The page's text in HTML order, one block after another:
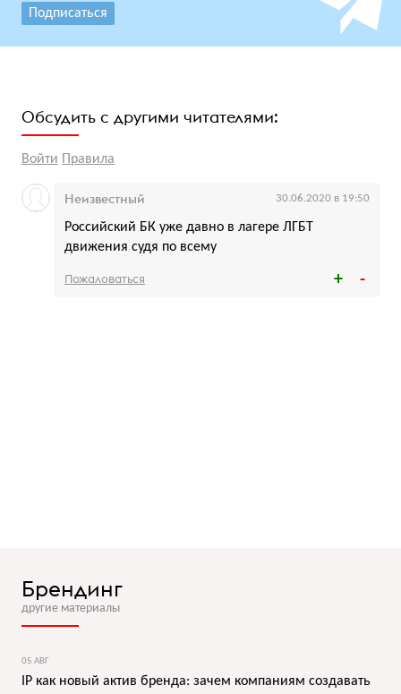
Подписаться
Обсудить с другими читателями:
Войти Правила
Российский БК уже давно в лагере ЛГБТ
движения судя по всему
Неизвестный 30.06.2020 в 19:50
Пожаловаться
Брендинг
другие материалы
05 АВГ
IP как новый актив бренда: зачем компаниям создавать